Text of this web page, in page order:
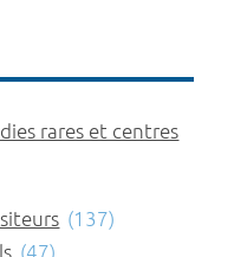
rares et centres
(137)
(47)